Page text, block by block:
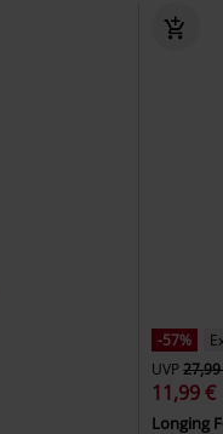
-57%
UVP
11,99 €
Longing